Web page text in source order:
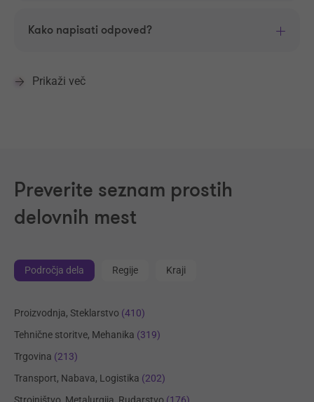
Kako napisati odpoved?
Prikaži več
Preverite seznam prostih
delovnih mest
Področja dela Regije Kraji
Proizvodnja, Steklarstvo (410)
Tehnične storitve, Mehanika (319)
Trgovina (213)
Transport, Nabava, Logistika (202)
Strojništvo, Metalurgija, Rudarstvo (176)